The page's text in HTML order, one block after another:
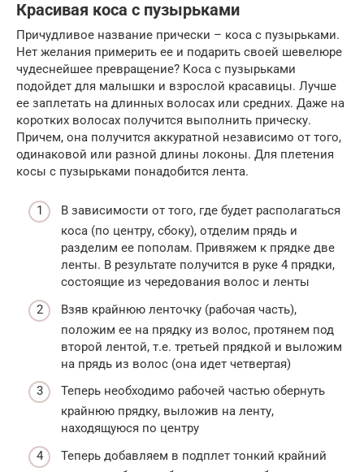
Красивая коса с пузырьками
Причудливое название прически – коса с пузырьками.
Нет желания примерить ее и подарить своей шевелюре
чудеснейшее превращение? Коса с пузырьками
подойдет для малышки и взрослой красавицы. Лучше
ее заплетать на длинных волосах или средних. Даже на
коротких волосах получится выполнить прическу.
Причем, она получится аккуратной независимо от того,
одинаковой или разной длины локоны. Для плетения
косы с пузырьками понадобится лента.
В зависимости от того, где будет располагаться
коса (по центру, сбоку), отделим прядь и
разделим ее пополам. Привяжем к прядке две
ленты. В результате получится в руке 4 прядки,
состоящие из чередования волос и ленты
Взяв крайнюю ленточку (рабочая часть),
положим ее на прядку из волос, протянем под
второй лентой, т.е. третьей прядкой и выложим
на прядь из волос (она идет четвертая)
Теперь необходимо рабочей частью обернуть
крайнюю прядку, выложив на ленту,
находящуюся по центру
Теперь добавляем в подплет тонкий крайний